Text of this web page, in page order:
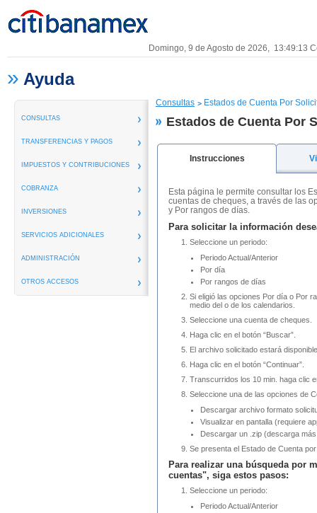
Domingo, 9 de Agosto de 2026, 13:49:13
» Ayuda
CONSULTAS
TRANSFERENCIAS Y PAGOS
IMPUESTOS Y CONTRIBUCIONES
COBRANZA
INVERSIONES
SERVICIOS ADICIONALES
ADMINISTRACIÓN
OTROS ACCESOS
Consultas Estados de Cuenta Por
Estados de Cuenta Por
Instrucciones
Esta página le permite consultar los
cuentas de cheques, a través de las
y Por rangos de días.
Para solicitar la información
Seleccione un periodo:
Periodo Actual/Anterior
Por día
Por rangos de días
Si eligió las opciones Por día o Por
medio del o de los calendarios.
Seleccione una cuenta de cheques.
Haga clic en el botón “Buscar”.
El archivo solicitado estará
Haga clic en el botón “Continuar”.
Transcurridos los 10 min. haga clic
Seleccione una de las opciones de
Descargar archivo formato
Visualizar en pantalla (requiere
Descargar un .zip (descarga
Se presenta el Estado de Cuenta
Para realizar una búsqueda por
cuentas", siga estos pasos:
Seleccione un periodo:
Periodo Actual/Anterior